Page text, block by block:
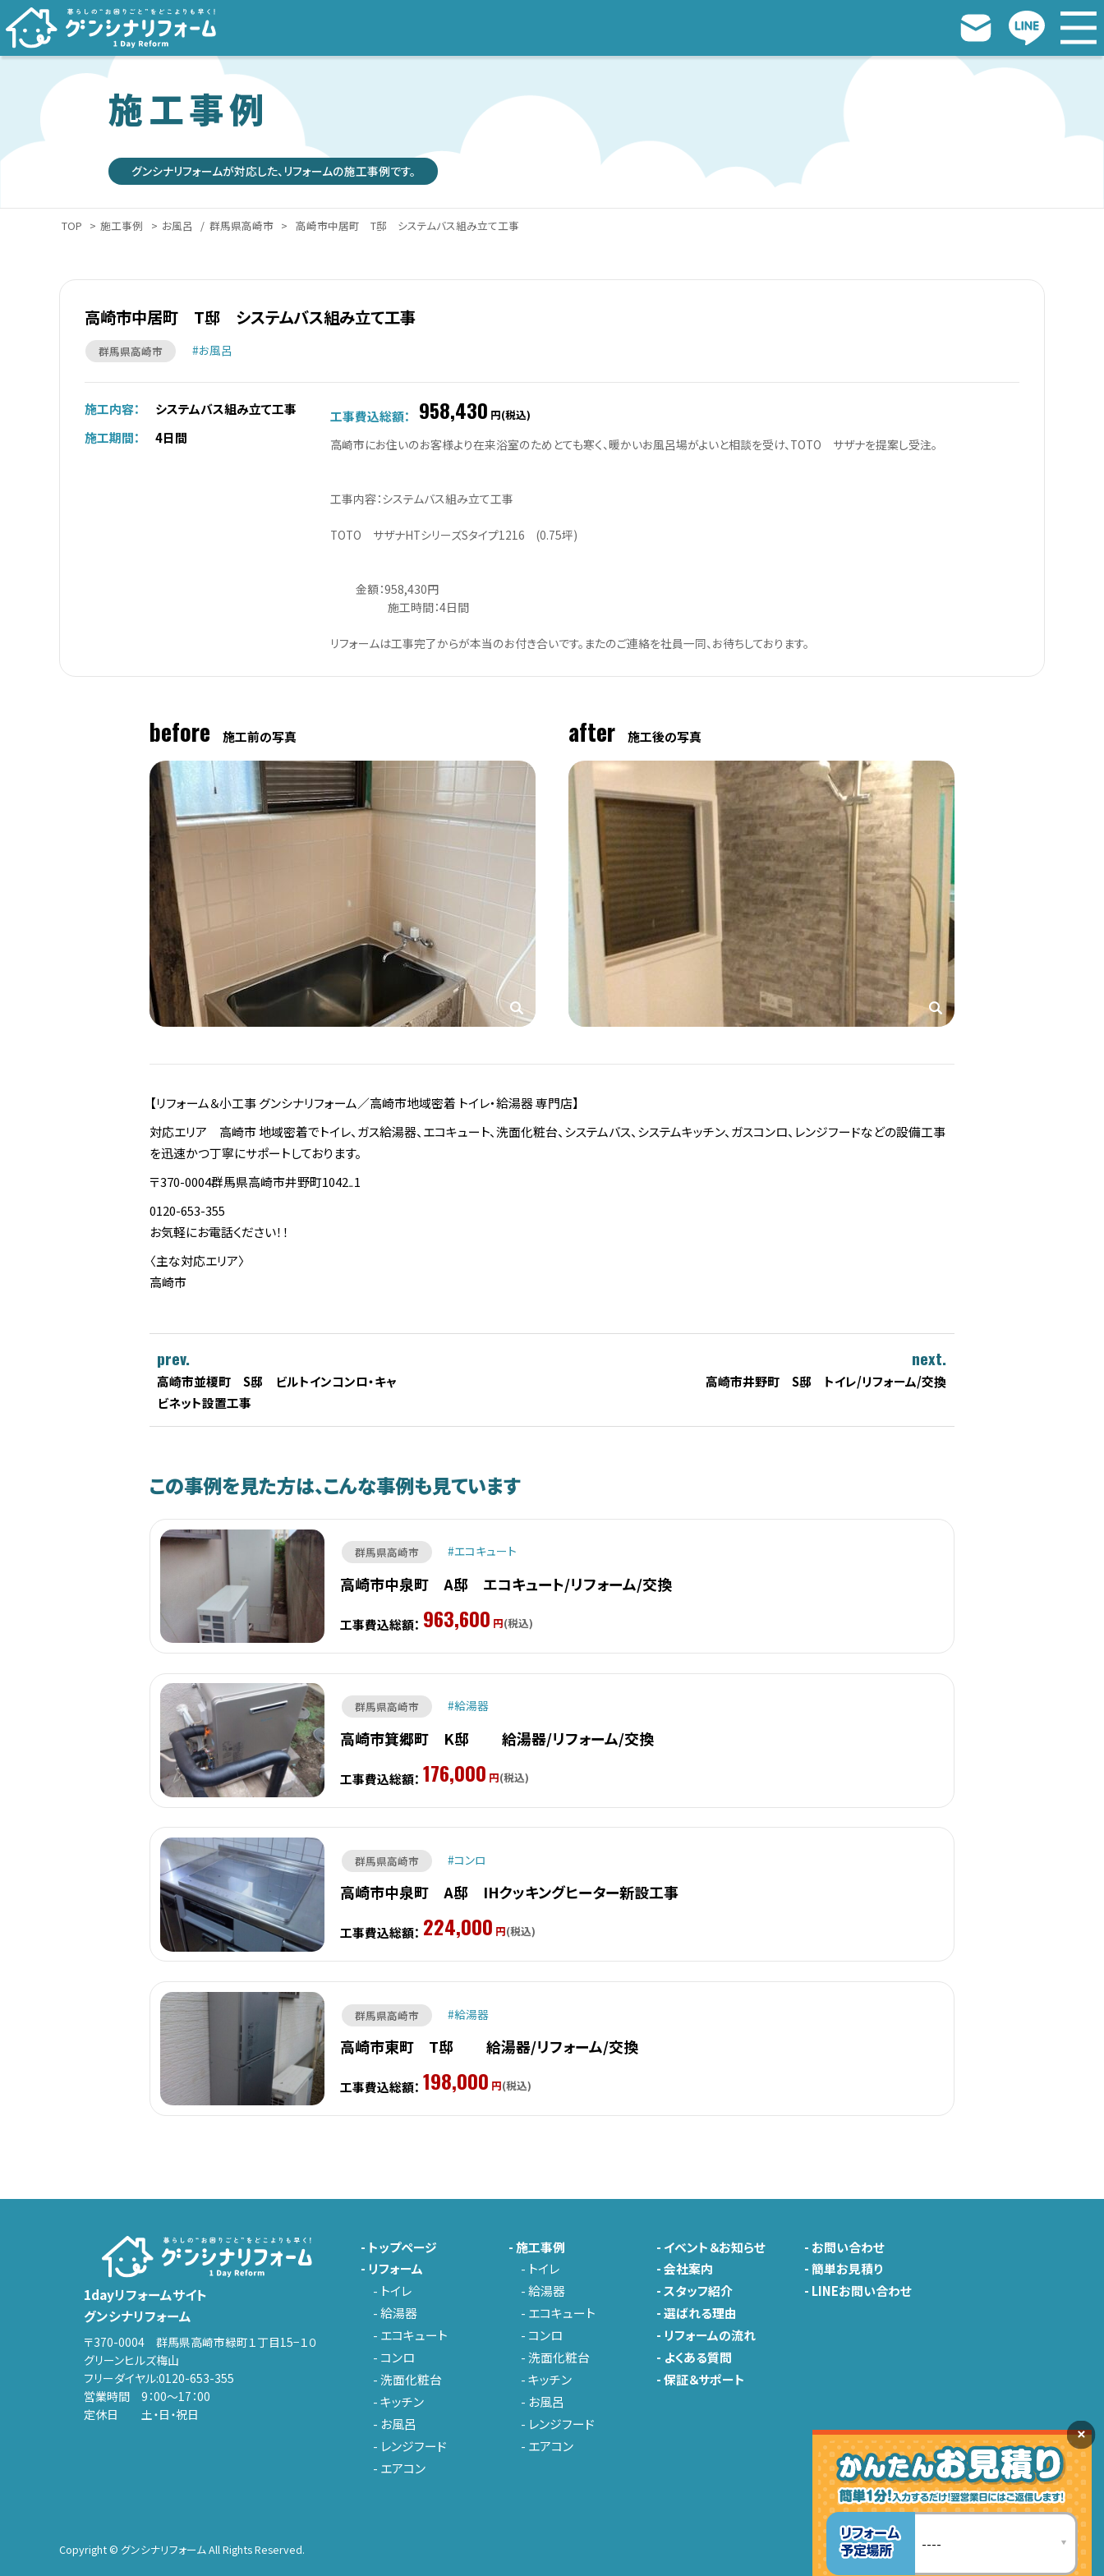
施工事例
グンシナリフォームが対応した、リフォームの施工事例です。
TOP > 施工事例 > お風呂 / 群馬県高崎市 > 高崎市中居町 T邸 システムバス組み立て工事
高崎市中居町 T邸 システムバス組み立て工事
群馬県高崎市 お風呂
施工内容：
システムバス組み立て工事
施工期間：
4日間
工事費込総額： 958,430 円(税込)
高崎市にお住いのお客様より在来浴室のためとても寒く、暖かいお風呂場がよいと相談を受け、TOTO サザナを提案し受注。
工事内容：システムバス組み立て工事
TOTO サザナHTシリーズSタイプ1216 (0.75坪)
金額：958,430円
施工時間：4日間
リフォームは工事完了からが本当のお付き合いです。またのご連絡を社員一同、お待ちしております。
before 施工前の写真 after 施工後の写真
【リフォーム＆小工事 グンシナリフォーム／高崎市地域密着 トイレ・給湯器 専門店】
対応エリア 高崎市 地域密着でトイレ、ガス給湯器、エコキュート、洗面化粧台、システムバス、システムキッチン、ガスコンロ、レンジフードなどの設備工事
を迅速かつ丁寧にサポートしております。
〒370-0004群馬県高崎市井野町1042₋1
0120-653-355
お気軽にお電話ください！！
〈主な対応エリア〉
高崎市
prev.
高崎市並榎町 S邸 ビルトインコンロ・キャ
ビネット設置工事
next.
高崎市井野町 S邸 トイレ/リフォーム/交換
この事例を見た方は、こんな事例も見ています
群馬県高崎市 エコキュート
高崎市中泉町 A邸 エコキュート/リフォーム/交換
工事費込総額： 963,600 円(税込)
群馬県高崎市 給湯器
高崎市箕郷町 K邸 給湯器/リフォーム/交換
工事費込総額： 176,000 円(税込)
群馬県高崎市 コンロ
高崎市中泉町 A邸 IHクッキングヒーター新設工事
工事費込総額： 224,000 円(税込)
群馬県高崎市 給湯器
高崎市東町 T邸 給湯器/リフォーム/交換
工事費込総額： 198,000 円(税込)
1dayリフォームサイト
グンシナリフォーム
〒370-0004 群馬県高崎市緑町１丁目15−１０
グリーンヒルズ梅山
フリーダイヤル:0120-653-355
営業時間 9：00～17：00
定休日 土・日・祝日
- トップページ
- リフォーム
- トイレ
-給湯器
- エコキュート
- コンロ
-洗面化粧台
-キッチン
- お風呂
- レンジフード
- エアコン
-施工事例
- トイレ
-給湯器
- エコキュート
- コンロ
-洗面化粧台
-キッチン
- お風呂
- レンジフード
- エアコン
- イベント＆お知らせ
-会社案内
-スタッフ紹介
-選ばれる理由
- リフォームの流れ
- よくある質問
-保証＆サポート
- お問い合わせ
-簡単お見積り
- LINEお問い合わせ
Copyright © グンシナリフォーム All Rights Reserved.